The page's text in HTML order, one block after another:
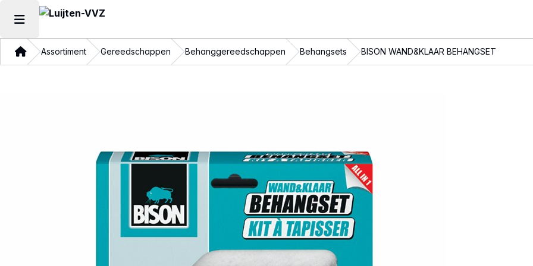
Hoofdmenu openen
ThuisAssortiment Gereedschappen Behanggereedschappen Behangsets BISON WAND&KLAAR BEHANGSET